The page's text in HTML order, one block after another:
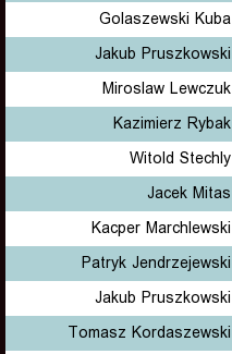
Golaszewski Kuba
Jakub Pruszkowski
Miroslaw Lewczuk
Kazimierz Rybak
Witold Stechly
Jacek Mitas
Kacper Marchlewski
Patryk Jendrzejewski
Jakub Pruszkowski
Tomasz Kordaszewski